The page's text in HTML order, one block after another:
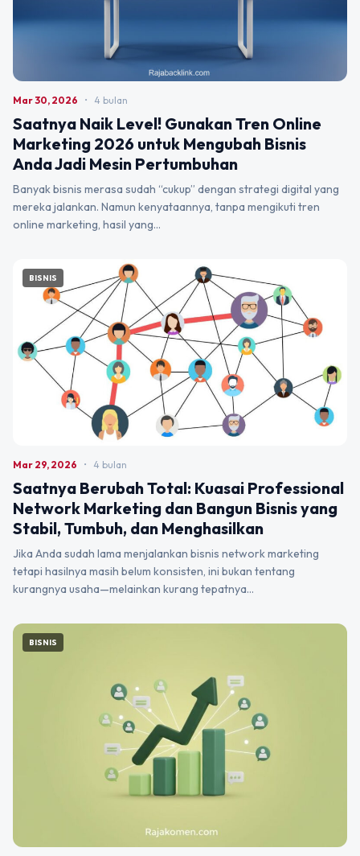
Mar 30, 2026 • 4 bulan
Saatnya Naik Level! Gunakan Tren Online
Marketing 2026 untuk Mengubah Bisnis
Anda Jadi Mesin Pertumbuhan
Banyak bisnis merasa sudah “cukup” dengan strategi digital yang
mereka jalankan. Namun kenyataannya, tanpa mengikuti tren
online marketing, hasil yang…
BISNIS
Mar 29, 2026 • 4 bulan
Saatnya Berubah Total: Kuasai Professional
Network Marketing dan Bangun Bisnis yang
Stabil, Tumbuh, dan Menghasilkan
Jika Anda sudah lama menjalankan bisnis network marketing
tetapi hasilnya masih belum konsisten, ini bukan tentang
kurangnya usaha—melainkan kurang tepatnya…
BISNIS